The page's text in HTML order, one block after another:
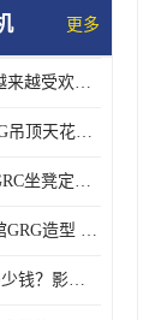
更多
为什么GRC幕墙越来越受欢迎？一起来了解GRC幕墙
顺德华侨城湖GRG吊顶天花GRG材料定制厂家饰纪上品
东莞石马河公园GRC坐凳定制选择广东饰纪上品GRC构件厂家
厦门新体育比赛馆GRG造型 GRG材料 广东GRG厂家
UHPC板每平方多少钱？影响价格的关键因素解析